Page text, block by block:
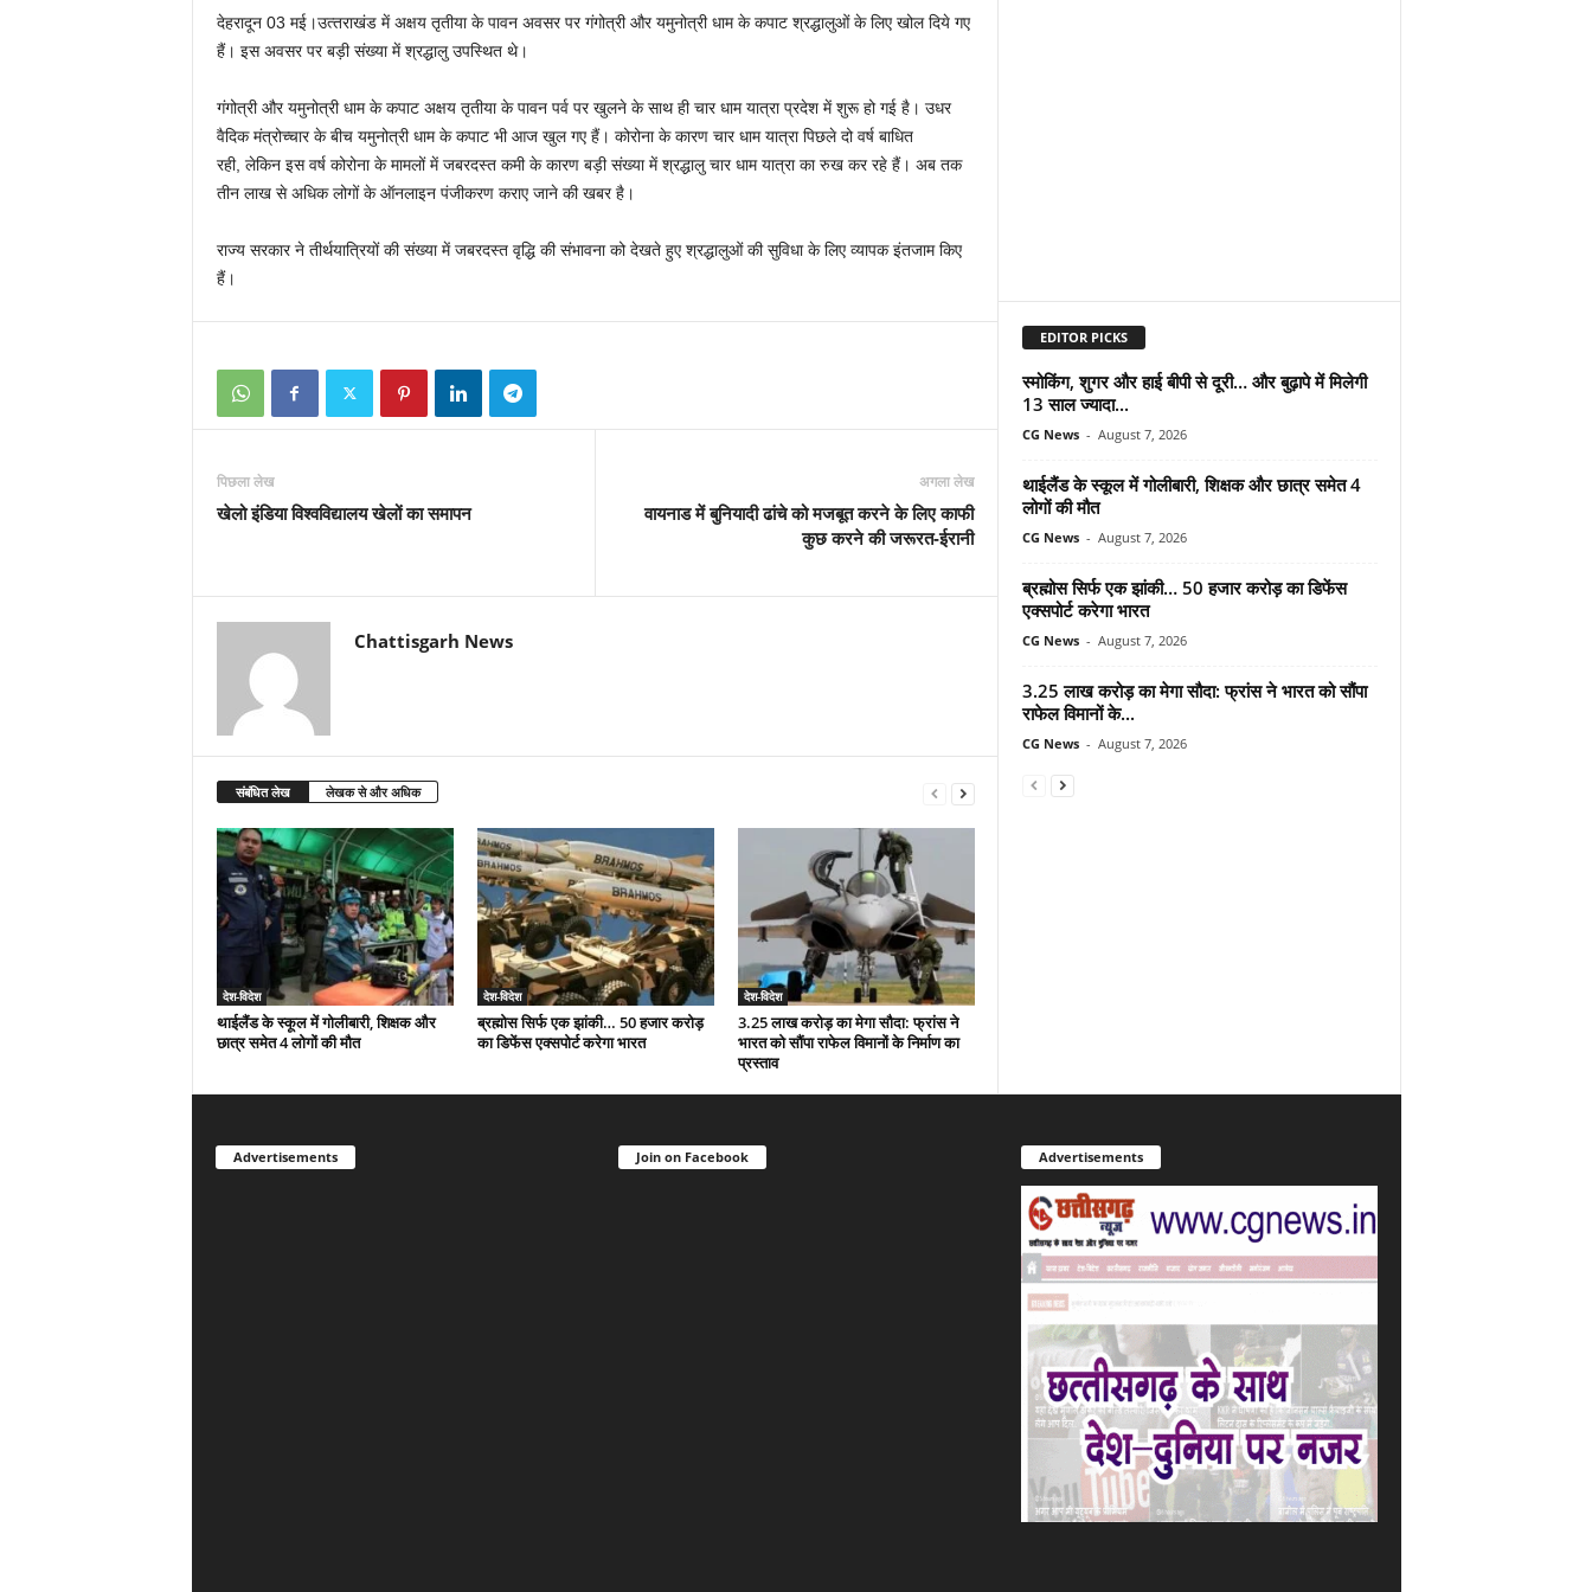
देहरादून 03 मई।उत्‍तराखंड में अक्षय तृतीया के पावन अवसर पर गंगोत्री और यमुनोत्री धाम के कपाट श्रद्धालुओं के लिए खोल दिये गए
हैं। इस अवसर पर बड़ी संख्‍या में श्रद्धालु उपस्थित थे।
गंगोत्री और यमुनोत्री धाम के कपाट अक्षय तृतीया के पावन पर्व पर खुलने के साथ ही चार धाम यात्रा प्रदेश में शुरू हो गई है। उधर
वैदिक मंत्रोच्‍चार के बीच यमुनोत्री धाम के कपाट भी आज खुल गए हैं। कोरोना के कारण चार धाम यात्रा पिछले दो वर्ष बाधित
रही, लेकिन इस वर्ष कोरोना के मामलों में जबरदस्‍त कमी के कारण बड़ी संख्‍या में श्रद्धालु चार धाम यात्रा का रुख कर रहे हैं। अब तक
तीन लाख से अधिक लोगों के ऑनलाइन पंजीकरण कराए जाने की खबर है।
राज्‍य सरकार ने तीर्थयात्रियों की संख्‍या में जबरदस्‍त वृद्धि की संभावना को देखते हुए श्रद्धालुओं की सुविधा के लिए व्‍यापक इंतजाम किए
हैं।
पिछला लेख
खेलो इंडिया विश्वविद्यालय खेलों का समापन
अगला लेख
वायनाड में बुनियादी ढांचे को मजबूत करने के लिए काफी
कुछ करने की जरूरत-ईरानी
Chattisgarh News
संबंधित लेख लेखक से और अधिक
देश-विदेश
थाईलैंड के स्कूल में गोलीबारी, शिक्षक और
छात्र समेत 4 लोगों की मौत
देश-विदेश
ब्रह्मोस सिर्फ एक झांकी… 50 हजार करोड़
का डिफेंस एक्सपोर्ट करेगा भारत
देश-विदेश
3.25 लाख करोड़ का मेगा सौदा: फ्रांस ने
भारत को सौंपा राफेल विमानों के निर्माण का
प्रस्ताव
EDITOR PICKS
स्मोकिंग, शुगर और हाई बीपी से दूरी… और बुढ़ापे में मिलेगी
13 साल ज्यादा...
CG News - August 7, 2026
थाईलैंड के स्कूल में गोलीबारी, शिक्षक और छात्र समेत 4
लोगों की मौत
CG News - August 7, 2026
ब्रह्मोस सिर्फ एक झांकी… 50 हजार करोड़ का डिफेंस
एक्सपोर्ट करेगा भारत
CG News - August 7, 2026
3.25 लाख करोड़ का मेगा सौदा: फ्रांस ने भारत को सौंपा
राफेल विमानों के...
CG News - August 7, 2026
Advertisements Join on Facebook Advertisements